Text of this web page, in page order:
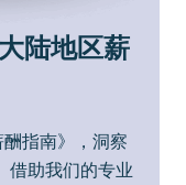
陆地区薪
指南》，洞察
借助我们的专业